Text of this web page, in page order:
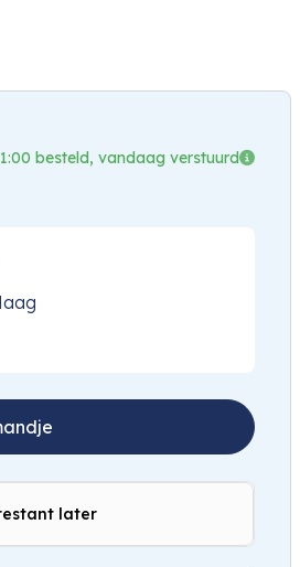
besteld, vandaag verstuurd
later